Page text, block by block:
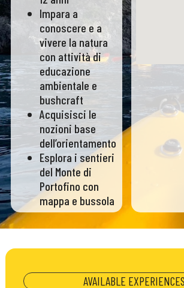
Impara a
conoscere e a
vivere la natura
con attività di
educazione
ambientale e
bushcraft
Acquisisci le
nozioni base
dell’orientamento
Esplora i sentieri
del Monte di
Portofino con
mappa e bussola
AVAILABLE EXPERIENCES